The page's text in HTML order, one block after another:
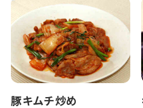
豚キムチ炒め